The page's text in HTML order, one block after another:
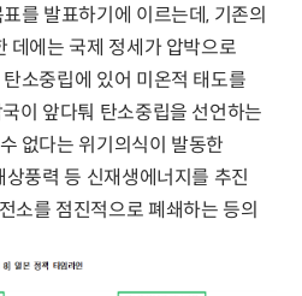
를 발표하기에 이르는데, 기존의
에는 국제 정세가 압박으로
소중립에 있어 미온적 태도를
이 앞다퉈 탄소중립을 선언하는
없다는 위기의식이 발동한
풍력 등 신재생에너지를 추진
소를 점진적으로 폐쇄하는 등의